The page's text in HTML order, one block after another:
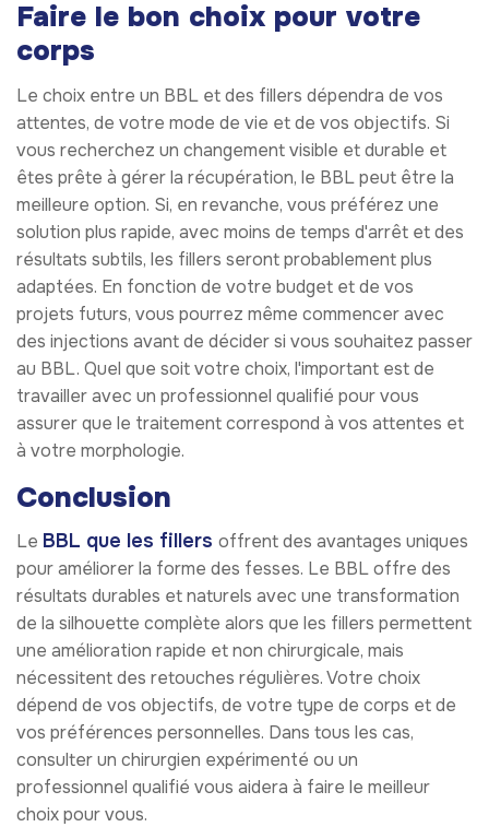
Faire le bon choix pour votre
corps
Le choix entre un BBL et des fillers dépendra de vos
attentes, de votre mode de vie et de vos objectifs. Si
vous recherchez un changement visible et durable et
êtes prête à gérer la récupération, le BBL peut être la
meilleure option. Si, en revanche, vous préférez une
solution plus rapide, avec moins de temps d'arrêt et des
résultats subtils, les fillers seront probablement plus
adaptées. En fonction de votre budget et de vos
projets futurs, vous pourrez même commencer avec
des injections avant de décider si vous souhaitez passer
au BBL. Quel que soit votre choix, l'important est de
travailler avec un professionnel qualifié pour vous
assurer que le traitement correspond à vos attentes et
à votre morphologie.
Conclusion
Le BBL que les fillers offrent des avantages uniques
pour améliorer la forme des fesses. Le BBL offre des
résultats durables et naturels avec une transformation
de la silhouette complète alors que les fillers permettent
une amélioration rapide et non chirurgicale, mais
nécessitent des retouches régulières. Votre choix
dépend de vos objectifs, de votre type de corps et de
vos préférences personnelles. Dans tous les cas,
consulter un chirurgien expérimenté ou un
professionnel qualifié vous aidera à faire le meilleur
choix pour vous.